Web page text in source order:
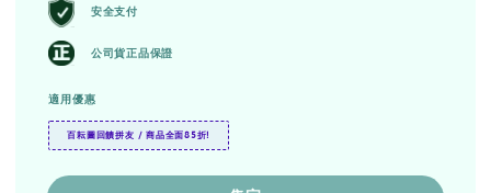
安全支付
公司貨正品保證
適用優惠
百耘圖回饋拼友 / 商品全面85折!